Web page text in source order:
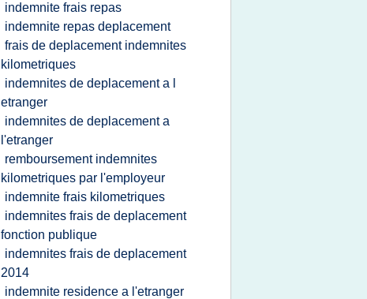
indemnite frais repas
indemnite repas deplacement
frais de deplacement indemnites
kilometriques
indemnites de deplacement a l
etranger
indemnites de deplacement a
l'etranger
remboursement indemnites
kilometriques par l'employeur
indemnite frais kilometriques
indemnites frais de deplacement
fonction publique
indemnites frais de deplacement
2014
indemnite residence a l'etranger